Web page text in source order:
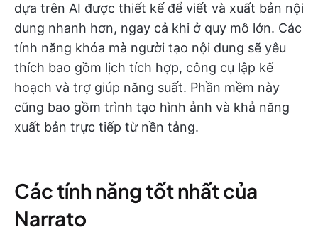
dựa trên AI được thiết kế để viết và xuất bản nội
dung nhanh hơn, ngay cả khi ở quy mô lớn. Các
tính năng khóa mà người tạo nội dung sẽ yêu
thích bao gồm lịch tích hợp, công cụ lập kế
hoạch và trợ giúp năng suất. Phần mềm này
cũng bao gồm trình tạo hình ảnh và khả năng
xuất bản trực tiếp từ nền tảng.
Các tính năng tốt nhất của
Narrato